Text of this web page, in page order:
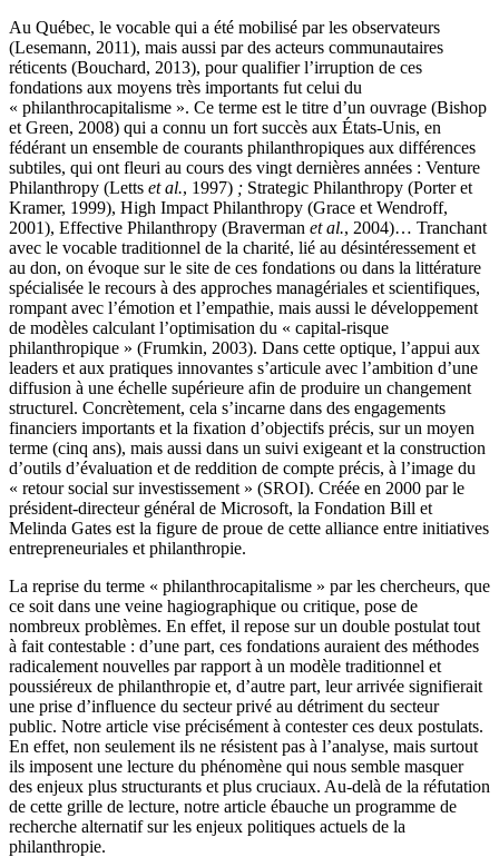
Au Québec, le vocable qui a été mobilisé par les observateurs
(Lesemann, 2011), mais aussi par des acteurs communautaires
réticents (Bouchard, 2013), pour qualifier l’irruption de ces
fondations aux moyens très importants fut celui du
« philanthrocapitalisme ». Ce terme est le titre d’un ouvrage (Bishop
et Green, 2008) qui a connu un fort succès aux États-Unis, en
fédérant un ensemble de courants philanthropiques aux différences
subtiles, qui ont fleuri au cours des vingt dernières années : Venture
Philanthropy (Letts et al., 1997) ; Strategic Philanthropy (Porter et
Kramer, 1999), High Impact Philanthropy (Grace et Wendroff,
2001), Effective Philanthropy (Braverman et al., 2004)… Tranchant
avec le vocable traditionnel de la charité, lié au désintéressement et
au don, on évoque sur le site de ces fondations ou dans la littérature
spécialisée le recours à des approches managériales et scientifiques,
rompant avec l’émotion et l’empathie, mais aussi le développement
de modèles calculant l’optimisation du « capital-risque
philanthropique » (Frumkin, 2003). Dans cette optique, l’appui aux
leaders et aux pratiques innovantes s’articule avec l’ambition d’une
diffusion à une échelle supérieure afin de produire un changement
structurel. Concrètement, cela s’incarne dans des engagements
financiers importants et la fixation d’objectifs précis, sur un moyen
terme (cinq ans), mais aussi dans un suivi exigeant et la construction
d’outils d’évaluation et de reddition de compte précis, à l’image du
« retour social sur investissement » (SROI). Créée en 2000 par le
président-directeur général de Microsoft, la Fondation Bill et
Melinda Gates est la figure de proue de cette alliance entre initiatives
entrepreneuriales et philanthropie.
La reprise du terme « philanthrocapitalisme » par les chercheurs, que
ce soit dans une veine hagiographique ou critique, pose de
nombreux problèmes. En effet, il repose sur un double postulat tout
à fait contestable : d’une part, ces fondations auraient des méthodes
radicalement nouvelles par rapport à un modèle traditionnel et
poussiéreux de philanthropie et, d’autre part, leur arrivée signifierait
une prise d’influence du secteur privé au détriment du secteur
public. Notre article vise précisément à contester ces deux postulats.
En effet, non seulement ils ne résistent pas à l’analyse, mais surtout
ils imposent une lecture du phénomène qui nous semble masquer
des enjeux plus structurants et plus cruciaux. Au-delà de la réfutation
de cette grille de lecture, notre article ébauche un programme de
recherche alternatif sur les enjeux politiques actuels de la
philanthropie.